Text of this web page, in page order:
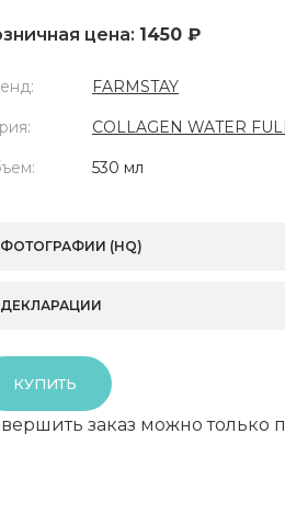
цена: 1450 ₽
FARMSTAY
COLLAGEN WATER
530 мл
ФОТОГРАФИИ (HQ)
ДЕКЛАРАЦИИ
КУПИТЬ
заказ можно только